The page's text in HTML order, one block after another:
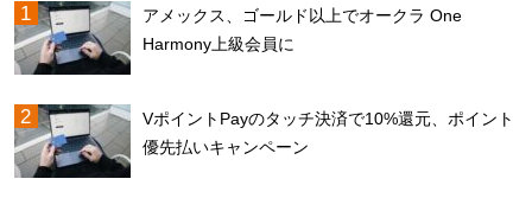
アメックス、ゴールド以上でオークラ One
Harmony上級会員に
VポイントPayのタッチ決済で10%還元、ポイント
優先払いキャンペーン